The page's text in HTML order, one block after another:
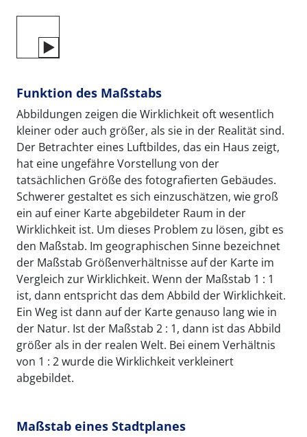
Funktion des Maßstabs
Abbildungen zeigen die Wirklichkeit oft wesentlich
kleiner oder auch größer, als sie in der Realität sind.
Der Betrachter eines Luftbildes, das ein Haus zeigt,
hat eine ungefähre Vorstellung von der
tatsächlichen Größe des fotografierten Gebäudes.
Schwerer gestaltet es sich einzuschätzen, wie groß
ein auf einer Karte abgebildeter Raum in der
Wirklichkeit ist. Um dieses Problem zu lösen, gibt es
den Maßstab. Im geographischen Sinne bezeichnet
der Maßstab Größenverhältnisse auf der Karte im
Vergleich zur Wirklichkeit. Wenn der Maßstab 1 : 1
ist, dann entspricht das dem Abbild der Wirklichkeit.
Ein Weg ist dann auf der Karte genauso lang wie in
der Natur. Ist der Maßstab 2 : 1, dann ist das Abbild
größer als in der realen Welt. Bei einem Verhältnis
von 1 : 2 wurde die Wirklichkeit verkleinert
abgebildet.
Maßstab eines Stadtplanes